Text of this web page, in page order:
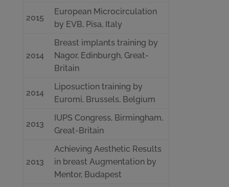
2015
European Microcirculation
by EVB, Pisa, Italy
2014
Breast implants training by
Nagor, Edinburgh, Great-
Britain
2014
Liposuction training by
Euromi, Brussels, Belgium
2013
IUPS Congress, Birmingham,
Great-Britain
2013
Achieving Aesthetic Results
in breast Augmentation by
Mentor, Budapest